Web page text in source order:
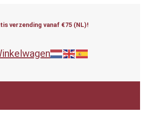
verzending vanaf €75 (NL)!